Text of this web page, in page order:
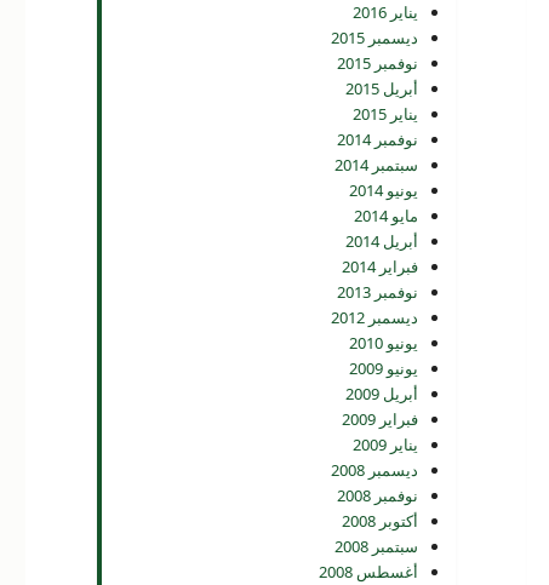
يناير 2016
ديسمبر 2015
نوفمبر 2015
أبريل 2015
يناير 2015
نوفمبر 2014
سبتمبر 2014
يونيو 2014
مايو 2014
أبريل 2014
فبراير 2014
نوفمبر 2013
ديسمبر 2012
يونيو 2010
يونيو 2009
أبريل 2009
فبراير 2009
يناير 2009
ديسمبر 2008
نوفمبر 2008
أكتوبر 2008
سبتمبر 2008
أغسطس 2008